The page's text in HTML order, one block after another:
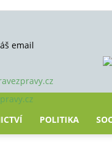
email
POLITIKA